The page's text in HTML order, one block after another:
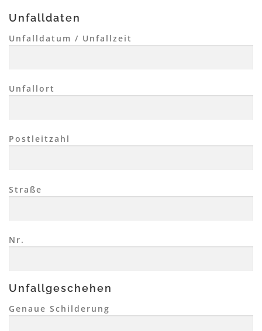
Unfalldaten
Unfalldatum / Unfallzeit
Unfallort
Postleitzahl
Straße
Nr.
Unfallgeschehen
Genaue Schilderung